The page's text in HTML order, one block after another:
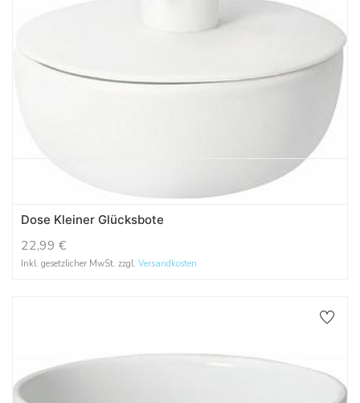
Dose Kleiner Glücksbote
22,99 €
Inkl. gesetzlicher MwSt. zzgl. Versandkosten